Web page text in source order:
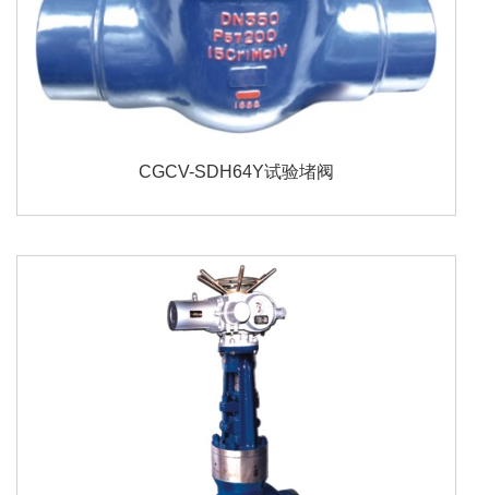
CGCV-SDH64Y试验堵阀